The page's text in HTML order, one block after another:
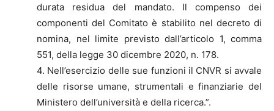
durata residua del mandato. Il compenso dei
componenti del Comitato è stabilito nel decreto di
nomina, nel limite previsto dall’articolo 1, comma
551, della legge 30 dicembre 2020, n. 178.
4. Nell’esercizio delle sue funzioni il CNVR si avvale
delle risorse umane, strumentali e finanziarie del
Ministero dell’università e della ricerca.”.